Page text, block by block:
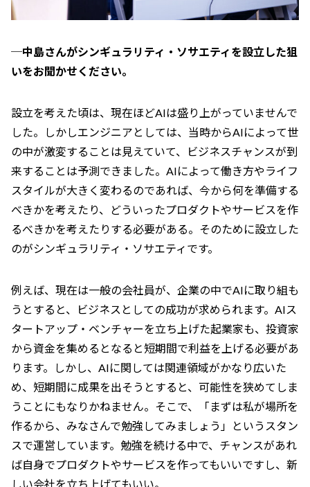
─中島さんがシンギュラリティ・ソサエティを設立した狙
いをお聞かせください。
設立を考えた頃は、現在ほどAIは盛り上がっていませんで
した。しかしエンジニアとしては、当時からAIによって世
の中が激変することは見えていて、ビジネスチャンスが到
来することは予測できました。AIによって働き方やライフ
スタイルが大きく変わるのであれば、今から何を準備する
べきかを考えたり、どういったプロダクトやサービスを作
るべきかを考えたりする必要がある。そのために設立した
のがシンギュラリティ・ソサエティです。
例えば、現在は一般の会社員が、企業の中でAIに取り組も
うとすると、ビジネスとしての成功が求められます。AIス
タートアップ・ベンチャーを立ち上げた起業家も、投資家
から資金を集めるとなると短期間で利益を上げる必要があ
ります。しかし、AIに関しては関連領域がかなり広いた
め、短期間に成果を出そうとすると、可能性を狭めてしま
うことにもなりかねません。そこで、「まずは私が場所を
作るから、みなさんで勉強してみましょう」というスタン
スで運営しています。勉強を続ける中で、チャンスがあれ
ば自身でプロダクトやサービスを作ってもいいですし、新
しい会社を立ち上げてもいい。